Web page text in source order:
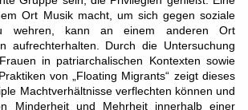
Ort Musik macht, um sich gegen soziale
wehren, kann an einem anderen Ort
aufrechterhalten. Durch die Untersuchung
in patriarchalischen Kontexten sowie
von „Floating Migrants“ zeigt dieses
Machtverhältnisse verflechten können und
Minderheit und Mehrheit innerhalb einer